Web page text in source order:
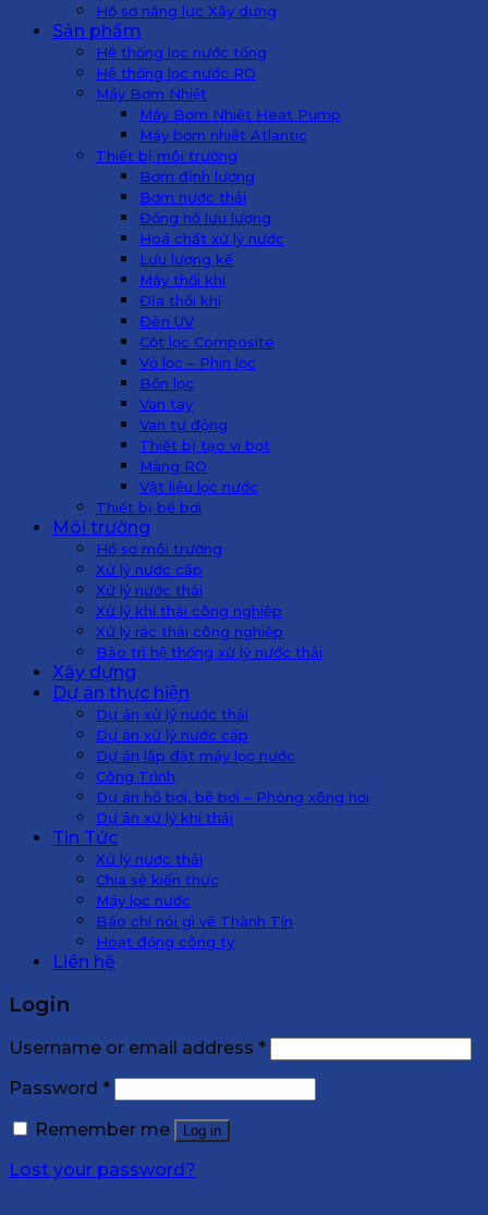
Hồ sơ năng lực Xây dựng
Sản phẩm
Hệ thống lọc nước tổng
Hệ thống lọc nước RO
Máy Bơm Nhiệt
Máy Bơm Nhiệt Heat Pump
Máy bơm nhiệt Atlantic
Thiết bị môi trường
Bơm định lượng
Bơm nước thải
Đồng hồ lưu lượng
Hoá chất xử lý nước
Lưu lượng kế
Máy thổi khí
Đĩa thổi khí
Đèn UV
Cột lọc Composite
Vỏ lọc – Phin lọc
Bồn lọc
Van tay
Van tự động
Thiết bị tạo vi bọt
Màng RO
Vật liệu lọc nước
Thiết bị bể bơi
Môi trường
Hồ sơ môi trường
Xử lý nước cấp
Xử lý nước thải
Xử lý khí thải công nghiệp
Xử lý rác thải công nghiệp
Bảo trì hệ thống xử lý nước thải
Xây dựng
Dự án thực hiện
Dự án xử lý nước thải
Dự án xử lý nước cấp
Dự án lắp đặt máy lọc nước
Công Trình
Dự án hồ bơi, bể bơi – Phòng xông hơi
Dự án xử lý khí thải
Tin Tức
Xử lý nước thải
Chia sẻ kiến thức
Máy lọc nước
Báo chí nói gì về Thành Tín
Hoạt động công ty
Liên hệ
Login
Username or email address *
Password *
Remember me
Log in
Lost your password?